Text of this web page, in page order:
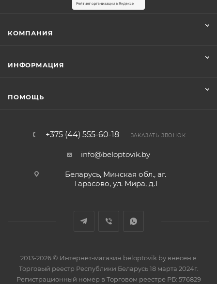
КОМПАНИЯ
ИНФОРМАЦИЯ
ПОМОЩЬ
+375 (44) 555-60-18 ЗАКАЗАТЬ ЗВОНОК
info@beloptovik.by
Беларусь, Минская обл., аг.
Тарасово, ул. Мира, д.1
2013-2026 © Интернет-магазин beloptovik.by внесен в
Торговый реестр Республики Беларусь 18 марта 2024г.
Регистрационный номер в Торговом реестре РБ: 576829